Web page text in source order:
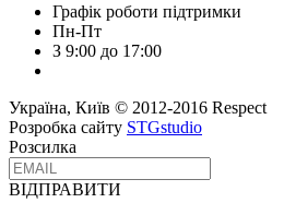
Графік роботи підтримки
Пн-Пт
З 9:00 до 17:00
Україна, Київ © 2012-2016 Respect
Розробка сайту STGstudio
Розсилка
ВІДПРАВИТИ